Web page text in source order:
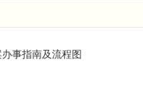
事指南及流程图